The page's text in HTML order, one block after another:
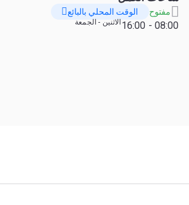
مفتوح الوقت المحلي بالبائع
08:00 - 16:00 الاثنين - الجمعة